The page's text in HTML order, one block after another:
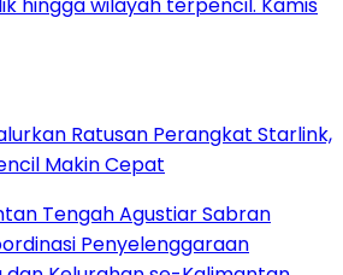
Ratusan Perangkat Starlink,
Makin Cepat